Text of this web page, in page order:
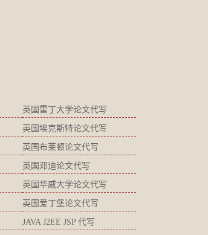
英国雷丁大学论文代写
英国埃克斯特论文代写
英国布莱顿论文代写
英国邓迪论文代写
英国华威大学论文代写
英国爱丁堡论文代写
JAVA J2EE JSP 代写